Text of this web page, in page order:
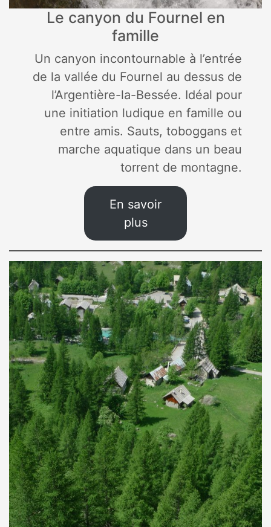
Le canyon du Fournel en
famille
Un canyon incontournable à l’entrée
de la vallée du Fournel au dessus de
l’Argentière-la-Bessée. Idéal pour
une initiation ludique en famille ou
entre amis. Sauts, toboggans et
marche aquatique dans un beau
torrent de montagne.
En savoir
plus